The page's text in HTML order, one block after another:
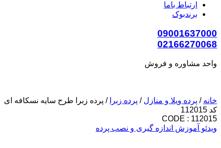
ارتباط باما
برندبوک
09001637000
02166270068
واحد مشاوره و فروش
خانه / پرده ویلا و منازل / پرده زبرا
/ پرده زبرا طرح سایه نسکافه ای
کد 112015
CODE : 112015
ویدئو آموزش اندازه گیری و نصب پرده